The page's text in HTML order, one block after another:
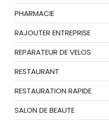
PHARMACIE
RAJOUTER ENTREPRISE
REPARATEUR DE VELOS
RESTAURANT
RESTAURATION RAPIDE
SALON DE BEAUTE